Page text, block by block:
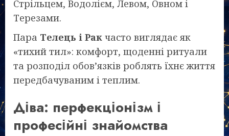
Стрільцем, Водолієм, Левом, Овном і
Терезами.
Пара Телець і Рак часто виглядає як
«тихий тил»: комфорт, щоденні ритуали
та розподіл обов’язків роблять їхнє життя
передбачуваним і теплим.
Діва: перфекціонізм і
професійні знайомства